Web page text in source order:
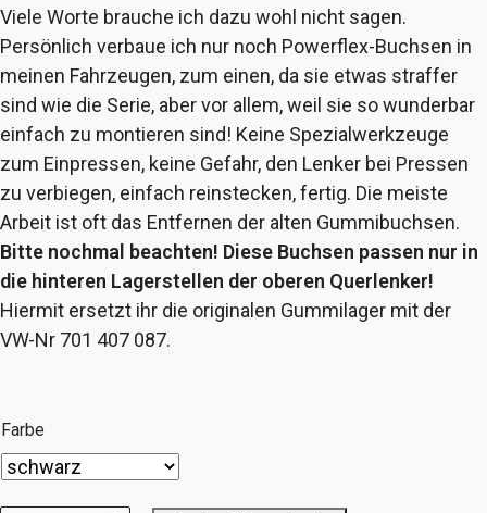
Viele Worte brauche ich dazu wohl nicht sagen.
Persönlich verbaue ich nur noch Powerflex-Buchsen in
meinen Fahrzeugen, zum einen, da sie etwas straffer
sind wie die Serie, aber vor allem, weil sie so wunderbar
einfach zu montieren sind! Keine Spezialwerkzeuge
zum Einpressen, keine Gefahr, den Lenker bei Pressen
zu verbiegen, einfach reinstecken, fertig. Die meiste
Arbeit ist oft das Entfernen der alten Gummibuchsen.
Bitte nochmal beachten! Diese Buchsen passen nur in
die hinteren Lagerstellen der oberen Querlenker!
Hiermit ersetzt ihr die originalen Gummilager mit der
VW-Nr 701 407 087.
Farbe